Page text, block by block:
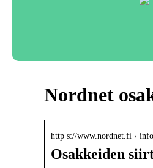
Nordnet
http s://www.nordnet.fi ›
Osakkeiden